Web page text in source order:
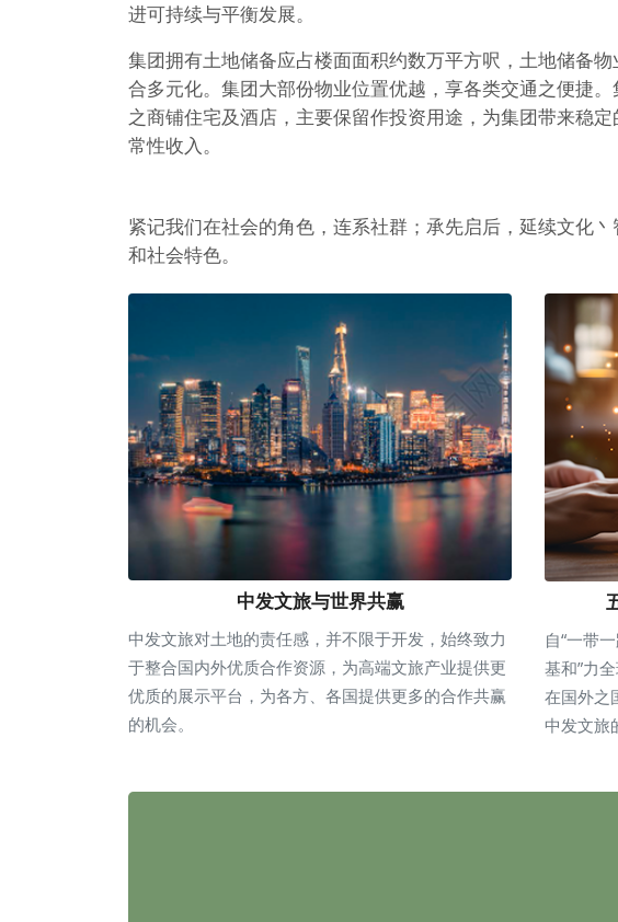
进可持续与平衡发展。
集团拥有土地储备应占楼面面积约数万平方呎，土地储备物
合多元化。集团大部份物业位置优越，享各类交通之便捷。
之商铺住宅及酒店，主要保留作投资用途，为集团带来稳定
常性收入。
紧记我们在社会的角色，连系社群；承先启后，延续文化丶
和社会特色。
中发文旅与世界共赢
中发文旅对土地的责任感，并不限于开发，始终致力
于整合国内外优质合作资源，为高端文旅产业提供更
优质的展示平台，为各方、各国提供更多的合作共赢
的机会。
自“一带
基和”力
在国外之
中发文旅